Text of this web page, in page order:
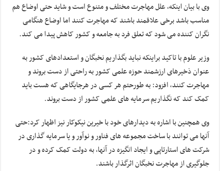
وی با بیان اینکه، علل مهاجرت مختلف و متنوع است و شاید حتی اوضاع هم
مناسب باشد برخی علاقمند باشند که مهاجرت کنند اما اوضاع هنگامی
نگران کننده می شود که تعلق فرد به جامعه و کشور کاهش پیدا می کند.
وزیر علوم با تاکید براینکه نباید بگذاریم نخبگان و استعدادهای کشور به
عنوان ذخیرهای ارزشمند حوزه علمی کشور به راحتی از دست بروند و
مهاجرت کنند، افزود: به طورحتم هر کسی در هرجایگاهی که هست باید
کمک کند که نگذاریم سرمایه های علمی کشور از دست بروند.
وی همچنین با اشاره به دیدارهای خود با خیرین نیکوکار نیز اظهار کرد:حتی
آنها می توانند با ساخت مجموعه های فناور و نوآور و یا سرمایه گذاری در
شرکت های استارتاپی و ایجاد انگیزه در آنها، به دولت کمک کرده و در
جلوگیری از مهاجرت نخبگان اثرگذار باشند.